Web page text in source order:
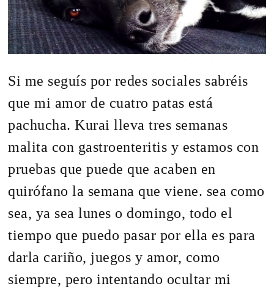
Si me seguís por redes sociales sabréis
que mi amor de cuatro patas está
pachucha. Kurai lleva tres semanas
malita con gastroenteritis y estamos con
pruebas que puede que acaben en
quirófano la semana que viene. sea como
sea, ya sea lunes o domingo, todo el
tiempo que puedo pasar por ella es para
darla cariño, juegos y amor, como
siempre, pero intentando ocultar mi